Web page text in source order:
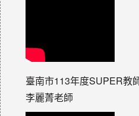
臺南市113年度SUPER教
李麗菁老師